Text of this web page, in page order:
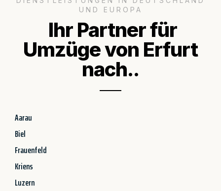
UND EUROPA
Ihr Partner für
Umzüge von Erfurt
nach..
Aarau
Biel
Frauenfeld
Kriens
Luzern